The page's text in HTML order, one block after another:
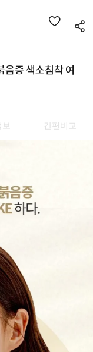
음증 색소침착 여
간편비교